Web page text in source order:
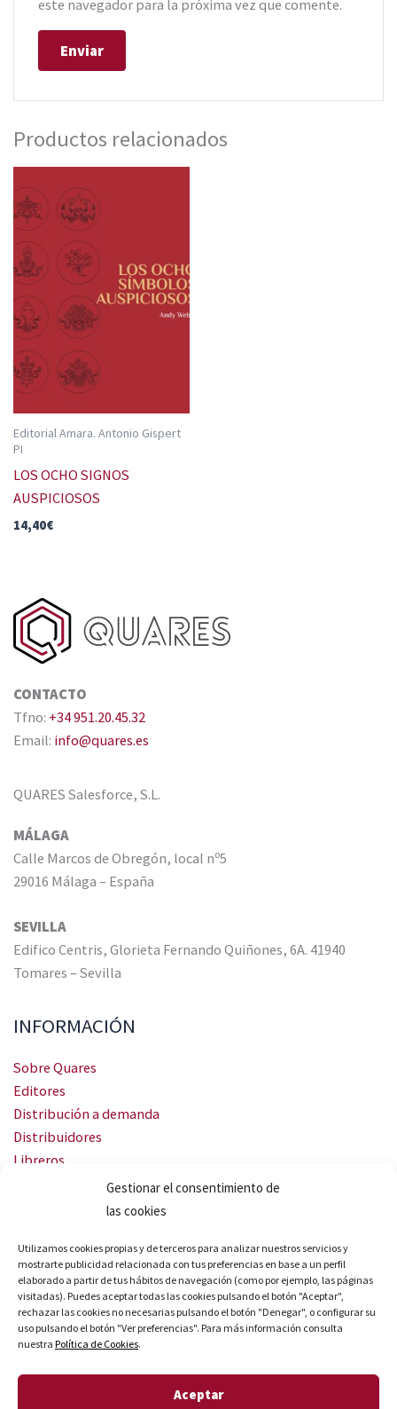
Gestionar el consentimiento de
las cookies
Utilizamos cookies propias y de terceros para analizar nuestros servicios y
mostrarte publicidad relacionada con tus preferencias en base a un perfil
elaborado a partir de tus hábitos de navegación (como por ejemplo, las páginas
visitadas). Puedes aceptar todas las cookies pulsando el botón "Aceptar",
rechazar las cookies no necesarias pulsando el botón "Denegar", o configurar su
uso pulsando el botón "Ver preferencias". Para más información consulta
nuestra Política de Cookies.
Aceptar
este navegador para la próxima vez que comente.
Productos relacionados
Editorial Amara. Antonio Gispert
PI
LOS OCHO SIGNOS
AUSPICIOSOS
14,40€
CONTACTO
Tfno: +34 951.20.45.32
Email: info@quares.es
QUARES Salesforce, S.L.
MÁLAGA
Calle Marcos de Obregón, local nº5
29016 Málaga – España
SEVILLA
Edifico Centris, Glorieta Fernando Quiñones, 6A. 41940
Tomares – Sevilla
INFORMACIÓN
Sobre Quares
Editores
Distribución a demanda
Distribuidores
Libreros
Servicio Landingweb
Crea tu audiobook
Aviso legal